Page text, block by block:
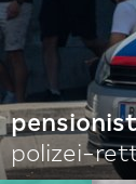
polizei-